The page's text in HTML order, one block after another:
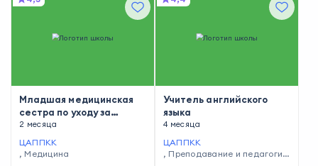
Младшая медицинская
сестра по уходу за
больными
2 месяца
ЦАППКК
, Медицина
Учитель английского
языка
4 месяца
ЦАППКК
, Преподавание и педагогик